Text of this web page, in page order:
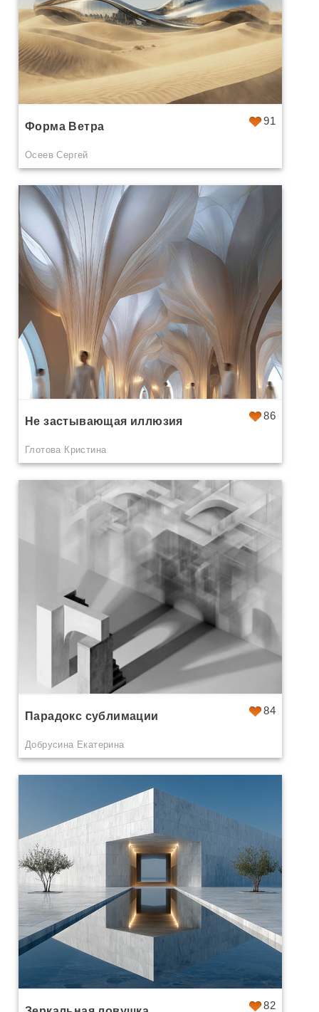
91
Форма Ветра
Осеев Сергей
86
Не застывающая иллюзия
Глотова Кристина
84
Парадокс сублимации
Добрусина Екатерина
82